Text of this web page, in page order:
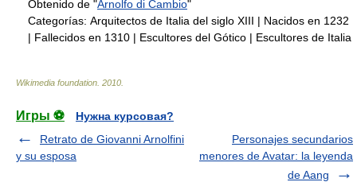
Obtenido de "Arnolfo di Cambio"
Categorías: Arquitectos de Italia del siglo XIII | Nacidos en 1232
| Fallecidos en 1310 | Escultores del Gótico | Escultores de Italia
Wikimedia foundation 2010
Игры ⚽
Нужна курсовая?
Retrato de Giovanni Arnolfini
y su esposa
Personajes secundarios
menores de Avatar: la leyenda
de Aang